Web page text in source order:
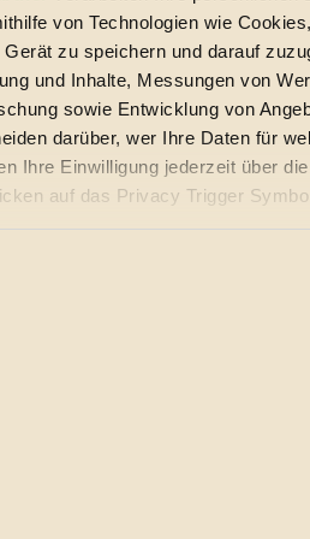
von Technologien wie
zu speichern und darauf
und Inhalte, Messungen von
sowie Entwicklung von
darüber, wer Ihre Daten für
Ihre Einwilligung jederzeit über
auf das Privacy Trigger
wir auch gerne:
Scannen nach bestimmten
wie Ihre persönlichen Daten